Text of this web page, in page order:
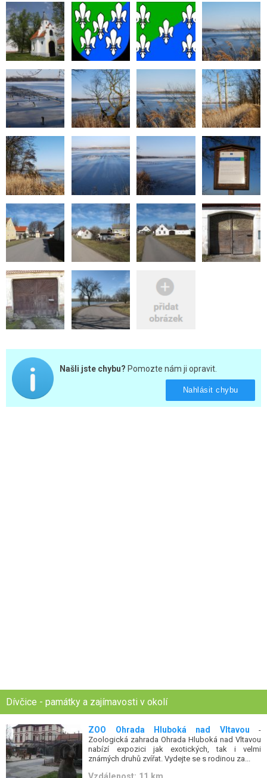
Našli jste chybu? Pomozte nám ji opravit.
Nahlásit chybu
Dívčice - památky a zajímavosti v okolí
ZOO Ohrada Hluboká nad Vltavou -
Zoologická zahrada Ohrada Hluboká nad Vltavou
nabízí expozici jak exotických, tak i velmi
známých druhů zvířat. Vydejte se s rodinou za...